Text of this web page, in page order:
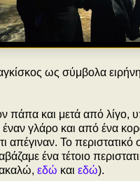
ως σύμβολα
πάπα και μετά από
γλάρο και από ένα
απέγιναν. Το
ένα τέτοιο
εδώ και εδώ).